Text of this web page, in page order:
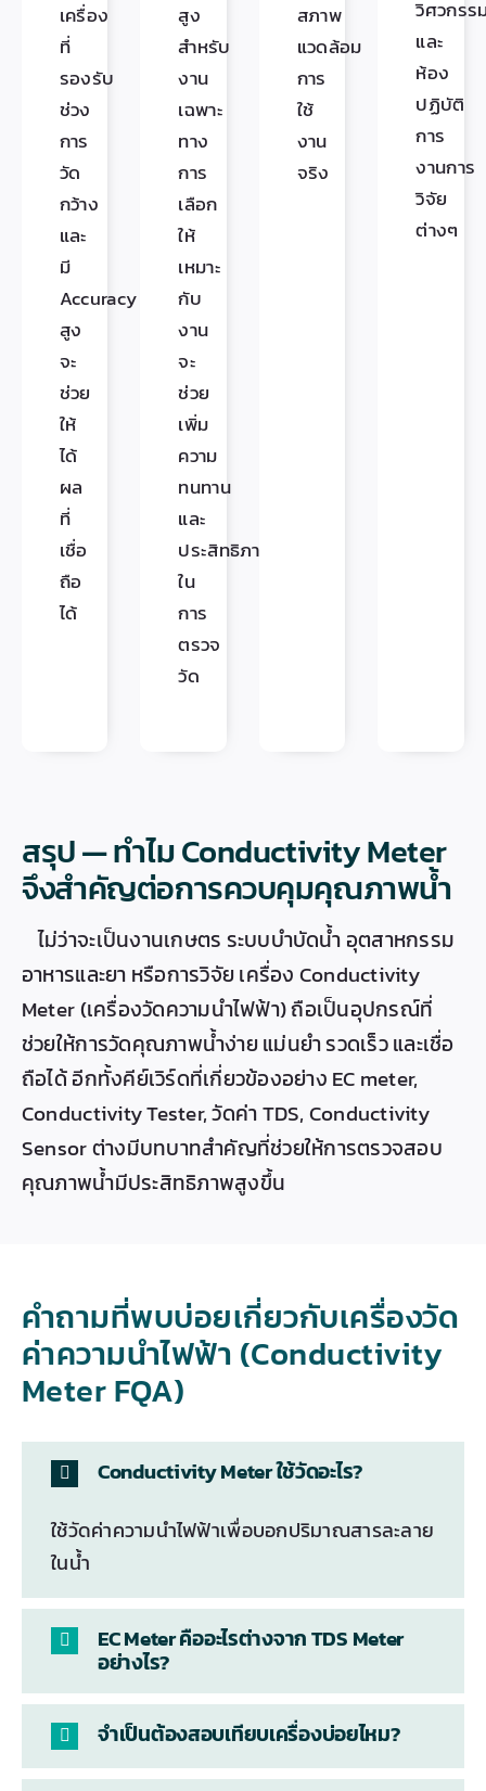
เครื่อง
ที่
รองรับ
ช่วง
การ
วัด
กว้าง
และ
มี
Accuracy
สูง
จะ
ช่วย
ให้
ได้
ผล
ที่
เชื่อ
ถือ
ได้
สูง
สำหรับ
งาน
เฉพาะ
ทาง
การ
เลือก
ให้
เหมาะ
กับ
งาน
จะ
ช่วย
เพิ่ม
ความ
ทนทาน
และ
ประสิทธิภาพ
ใน
การ
ตรวจ
วัด
สภาพ
แวดล้อม
การ
ใช้
งาน
จริง
วิศวกรร
และ
ห้อง
ปฏิบัติ
การ
งานการ
วิจัย
ต่างๆ
สรุป — ทำไม Conductivity Meter
จึงสำคัญต่อการควบคุมคุณภาพน้ำ
ไม่ว่าจะเป็นงานเกษตร ระบบบำบัดน้ำ อุตสาหกรรม
อาหารและยา หรือการวิจัย เครื่อง Conductivity
Meter (เครื่องวัดความนำไฟฟ้า) ถือเป็นอุปกรณ์ที่
ช่วยให้การวัดคุณภาพน้ำง่าย แม่นยำ รวดเร็ว และเชื่อ
ถือได้ อีกทั้งคีย์เวิร์ดที่เกี่ยวข้องอย่าง EC meter,
Conductivity Tester, วัดค่า TDS, Conductivity
Sensor ต่างมีบทบาทสำคัญที่ช่วยให้การตรวจสอบ
คุณภาพน้ำมีประสิทธิภาพสูงขึ้น
คำถามที่พบบ่อยเกี่ยวกับเครื่องวัด
ค่าความนำไฟฟ้า (Conductivity
Meter FQA)
Conductivity Meter ใช้วัดอะไร?
ใช้วัดค่าความนำไฟฟ้าเพื่อบอกปริมาณสารละลาย
ในน้ำ
EC Meter คืออะไรต่างจาก TDS Meter
อย่างไร?
จำเป็นต้องสอบเทียบเครื่องบ่อยไหม?